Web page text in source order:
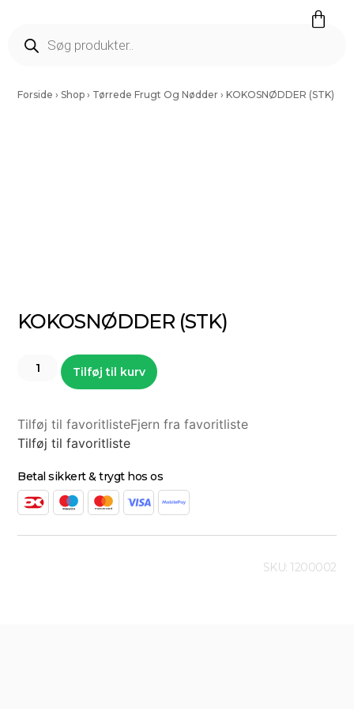
Forside ›Shop › Tørrede Frugt Og Nødder ›KOKOSNØDDER (STK)
KOKOSNØDDER (STK)
Tilføj til kurv
Tilføj til favoritlisteFjern fra favoritliste
Tilføj til favoritliste
Betal sikkert & trygt hos os
SKU: 1200002